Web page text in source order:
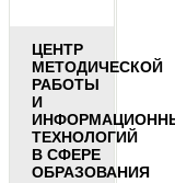
ЦЕНТР
МЕТОДИЧЕСКОЙ
РАБОТЫ
И
ТЕХНОЛОГИЙ
В СФЕРЕ
ОБРАЗОВАНИЯ